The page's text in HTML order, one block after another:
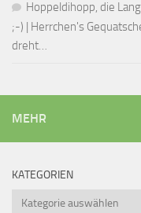
Hoppeldihopp, die
;-) | Herrchen's
dreht…
MEHR
KATEGORIEN
Kategorien